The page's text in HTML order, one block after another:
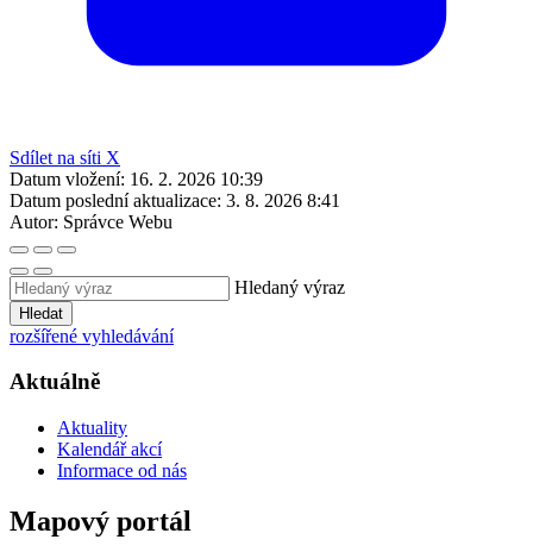
Sdílet na síti X
Datum vložení: 16. 2. 2026 10:39
Datum poslední aktualizace: 3. 8. 2026 8:41
Autor: Správce Webu
Hledaný výraz
Hledat
rozšířené vyhledávání
Aktuálně
Aktuality
Kalendář akcí
Informace od nás
Mapový portál